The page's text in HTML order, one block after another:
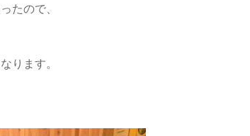
たので、
ります。